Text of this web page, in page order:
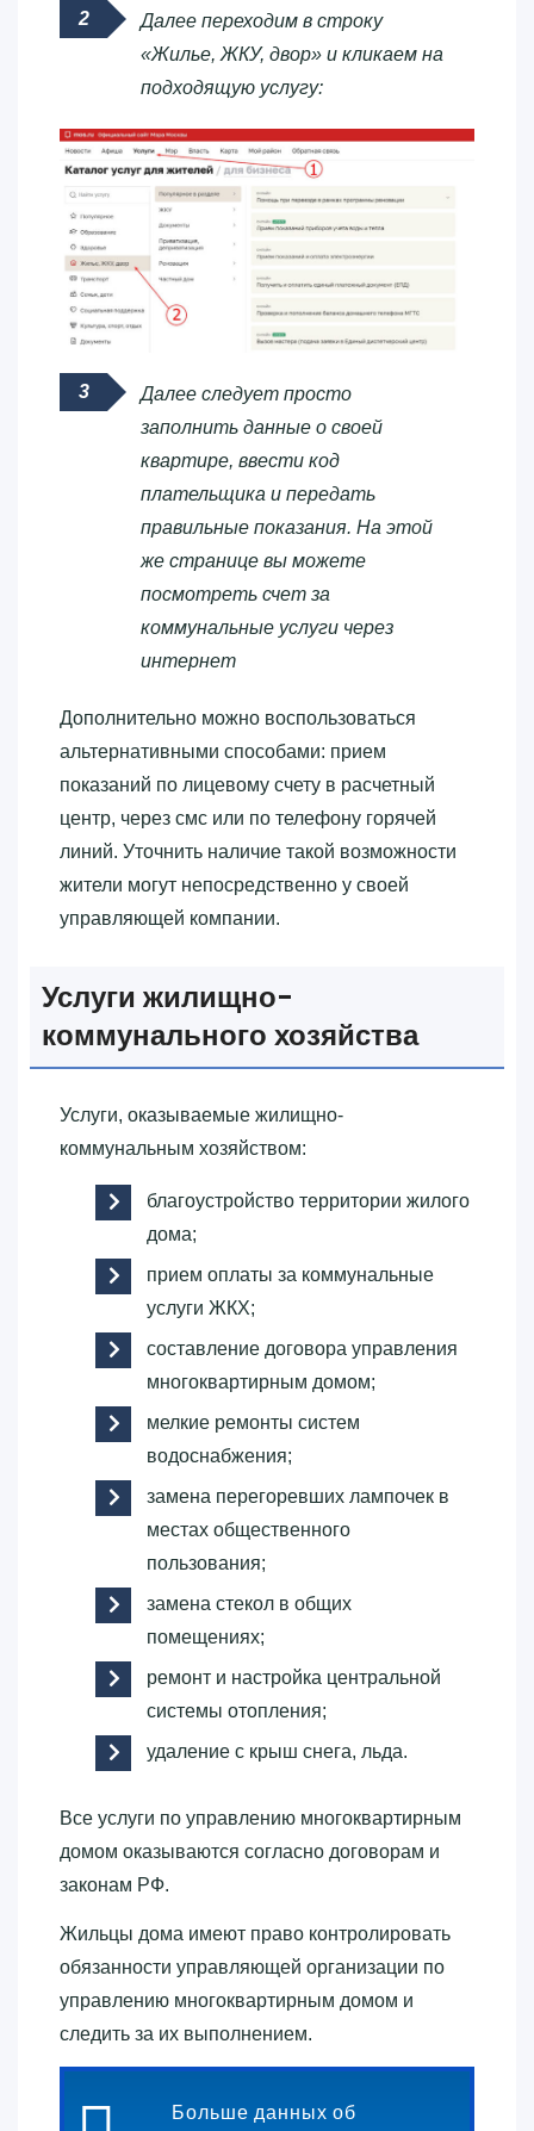
Далее переходим в строку
«Жилье, ЖКУ, двор» и кликаем на
подходящую услугу:
Далее следует просто
заполнить данные о своей
квартире, ввести код
плательщика и передать
правильные показания. На этой
же странице вы можете
посмотреть счет за
коммунальные услуги через
интернет
Дополнительно можно воспользоваться
альтернативными способами: прием
показаний по лицевому счету в расчетный
центр, через смс или по телефону горячей
линий. Уточнить наличие такой возможности
жители могут непосредственно у своей
управляющей компании.
Услуги жилищно-
коммунального хозяйства
Услуги, оказываемые жилищно-
коммунальным хозяйством:
благоустройство территории жилого
дома;
прием оплаты за коммунальные
услуги ЖКХ;
составление договора управления
многоквартирным домом;
мелкие ремонты систем
водоснабжения;
замена перегоревших лампочек в
местах общественного
пользования;
замена стекол в общих
помещениях;
ремонт и настройка центральной
системы отопления;
удаление с крыш снега, льда.
Все услуги по управлению многоквартирным
домом оказываются согласно договорам и
законам РФ.
Жильцы дома имеют право контролировать
обязанности управляющей организации по
управлению многоквартирным домом и
следить за их выполнением.
Больше данных об